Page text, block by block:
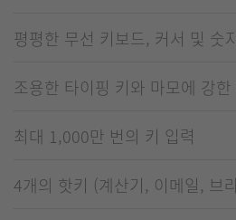
평평한 무선 키보드, 커서 및 숫
조용한 타이핑 키와 마모에 강
최대 1,000만 번의 키 입력
4개의 핫키 (계산기, 이메일, 브